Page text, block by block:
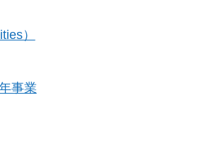
）
事業